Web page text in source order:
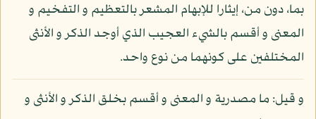
بما، دون من، إيثارا للإبهام المشعر بالتعظيم و التفخيم و
المعنى و أقسم بالشيء العجيب الذي أوجد الذكر و الأنثى
المختلفين على كونهما من نوع واحد.
و قيل: ما مصدرية و المعنى و أقسم بخلق الذكر و الأنثى و